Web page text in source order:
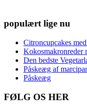
populært lige nu
Citroncupcakes
Kokosmakronreder
Den bedste
Påskeæg af
Påskeæg
FØLG OS HER